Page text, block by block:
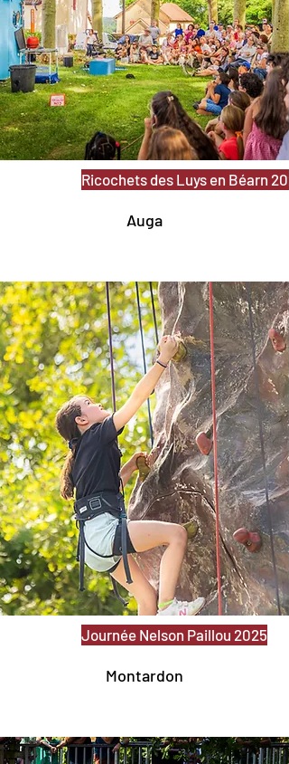
Ricochets des Luys en Béarn
Auga
Journée Nelson Paillou 2025
Montardon